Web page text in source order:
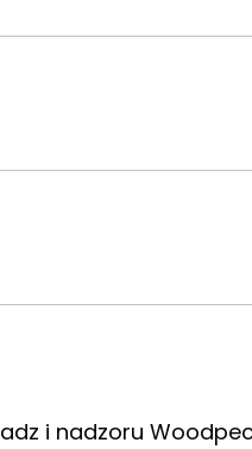
i nadzoru